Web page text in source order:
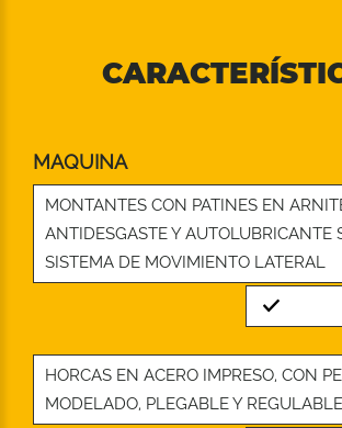
MAQUINA
MONTANTES CON PATINES EN
ANTIDESGASTE Y AUTOLUBRICANTE
SISTEMA DE MOVIMIENTO LATERAL
Standard
HORCAS EN ACERO IMPRESO, CON
MODELADO, PLEGABLE Y